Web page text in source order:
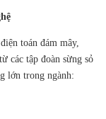
toán đám mây,
các tập đoàn sừng sỏ
lớn trong ngành: